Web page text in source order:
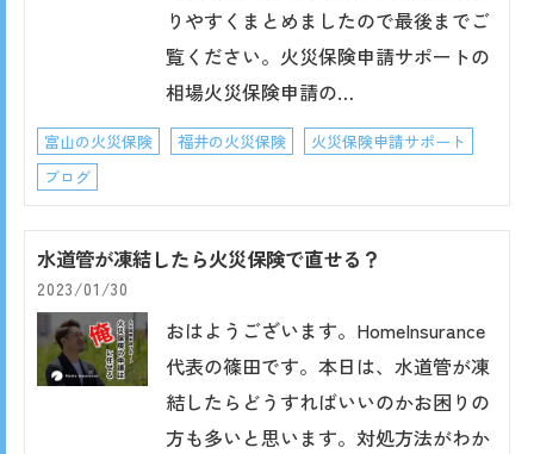
りやすくまとめましたので最後までご
覧ください。火災保険申請サポートの
相場火災保険申請の…
富山の火災保険 福井の火災保険
火災保険申請サポート
ブログ
水道管が凍結したら火災保険で直せる？
2023/01/30
おはようございます。HomeInsurance
代表の篠田です。本日は、水道管が凍
結したらどうすればいいのかお困りの
方も多いと思います。対処方法がわか